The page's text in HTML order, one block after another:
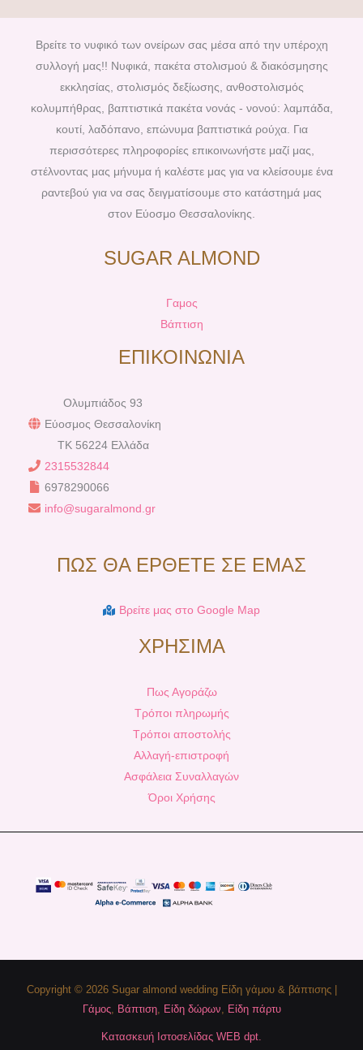
e
b
o
o
k
t
e
r
e
s
t
t
a
g
r
a
m
t
u
b
Βρείτε το νυφικό των ονείρων σας μέσα από την υπέροχη
συλλογή μας!! Νυφικά, πακέτα στολισμού & διακόσμησης
εκκλησίας, στολισμός δεξίωσης, ανθοστολισμός
κολυμπήθρας, βαπτιστικά πακέτα νονάς - νονού: λαμπάδα,
κουτί, λαδόπανο, επώνυμα βαπτιστικά ρούχα. Για
περισσότερες πληροφορίες επικοινωνήστε μαζί μας,
στέλνοντας μας μήνυμα ή καλέστε μας για να κλείσουμε ένα
ραντεβού για να σας δειγματίσουμε στο κατάστημά μας
στον Εύοσμο Θεσσαλονίκης.
SUGAR ALMOND
Γαμος
Βάπτιση
ΕΠΙΚΟΙΝΩΝΙΑ
Ολυμπιάδος 93
Εύοσμος Θεσσαλονίκη
TK 56224 Ελλάδα
2315532844
6978290066
info@sugaralmond.gr
ΠΩΣ ΘΑ ΕΡΘΕΤΕ ΣΕ ΕΜΑΣ
Βρείτε μας στο Google Map
ΧΡΗΣΙΜΑ
Πως Αγοράζω
Τρόποι πληρωμής
Τρόποι αποστολής
Αλλαγή-επιστροφή
Ασφάλεια Συναλλαγών
Όροι Χρήσης
Copyright © 2026 Sugar almond wedding Είδη γάμου & βάπτισης |
Γάμος, Βάπτιση, Είδη δώρων Είδη πάρτυ
Κατασκευή Ιστοσελίδας WEB dpt.